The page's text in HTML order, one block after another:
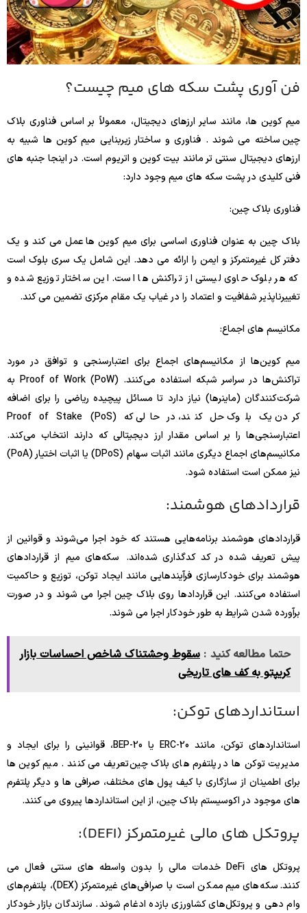
فن آوری پشت سکه های میم چیست؟
میم کوین ها، مانند سایر ارزهای دیجیتال، معمولاً بر اساس فناوری بلاک
چین ساخته می شوند . فناوری و ساختار زیربنایی میم کوین ها شبیه به
ارزهای دیجیتال سنتی تر مانند بیت کوین و اتریوم است. در اینجا جنبه های
فنی کلیدی در پشت سکه های میم وجود دارد:
فناوری بلاک چین:
بلاک چین به عنوان فناوری اساسی برای میم کوین ها عمل می کند و یک
دفتر کل غیرمتمرکز و ایمن را ارائه می دهد. این شامل یک سری بلوک است
که هر بلوک حاوی لیستی از تراکنش ها است. این ساختار توزیع شده و
تغییرناپذیر شفافیت و اعتماد را در غیاب یک مقام مرکزی تضمین می کند.
مکانیسم های اجماع:
میم کوین‌ها از مکانیسم‌های اجماع برای اعتبارسنجی و توافق در مورد
تراکنش‌ها در سراسر شبکه استفاده می‌کنند. Proof of Work (PoW) به
شرکت‌کنندگان (ماینرها) نیاز دارد تا مسائل پیچیده ریاضی را برای اضافه
کردن یک بلوک حل کنند، در حالی که Proof of Stake (PoS)
اعتبارسنجی‌ها را بر اساس مقدار ارز دیجیتالی که دارند انتخاب می‌کند.
مکانیسم‌های اجماع دیگری مانند اثبات سهام (DPoS) یا اثبات اختیار (PoA)
نیز ممکن است استفاده شود.
قراردادهای هوشمند:
قراردادهای هوشمند برنامه‌هایی هستند که خود اجرا می‌شوند و قوانین از
پیش تعریف شده در کد کدگذاری شده‌اند. سکه‌های میم از قراردادهای
هوشمند برای خودکارسازی فرآیندهایی مانند ایجاد توکن، توزیع و حاکمیت
استفاده می‌کنند. این قراردادها روی بلاک چین اجرا می شوند و در صورت
برآورده شدن شرایط به طور خودکار اجرا می شوند.
حتما مطالعه کنید : سقوط وحشتناک شاخص احساسات بازار
کریپتو به کف های تاریخی
استانداردهای توکن:
استانداردهای توکن، مانند ERC-20 یا BEP-20، قوانینی را برای ایجاد و
مدیریت توکن ها در پلتفرم های بلاک چین تعریف می کنند . میم کوین ها
برای اطمینان از سازگاری با کیف پول های مختلف، صرافی ها و دیگر پلتفرم
های موجود در اکوسیستم بلاک چین، از این استانداردها پیروی می کنند.
پروتکل های مالی غیرمتمرکز (DEFI):
پروتکل های DeFi خدمات مالی را بدون واسطه های سنتی فعال می
کنند. سکه‌های میم ممکن است با صرافی‌های غیرمتمرکز (DEX)، پلتفرم‌های
وام دهی و پروتکل‌های کشاورزی بازده ادغام شوند. سازندگان بازار خودکار